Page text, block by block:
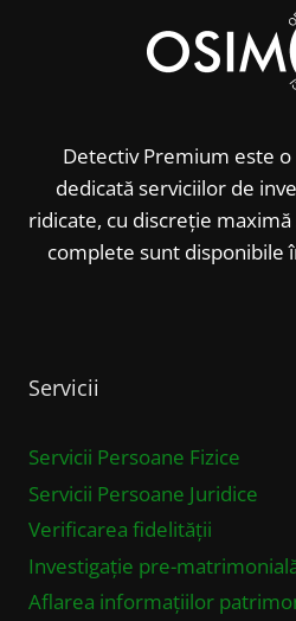
Detectiv Premium este
dedicată serviciilor de
ridicate, cu discreție
complete sunt disponibile
Servicii
Servicii Persoane Fizice
Servicii Persoane Juridice
Verificarea fidelității
Investigație pre-
Aflarea informațiilor